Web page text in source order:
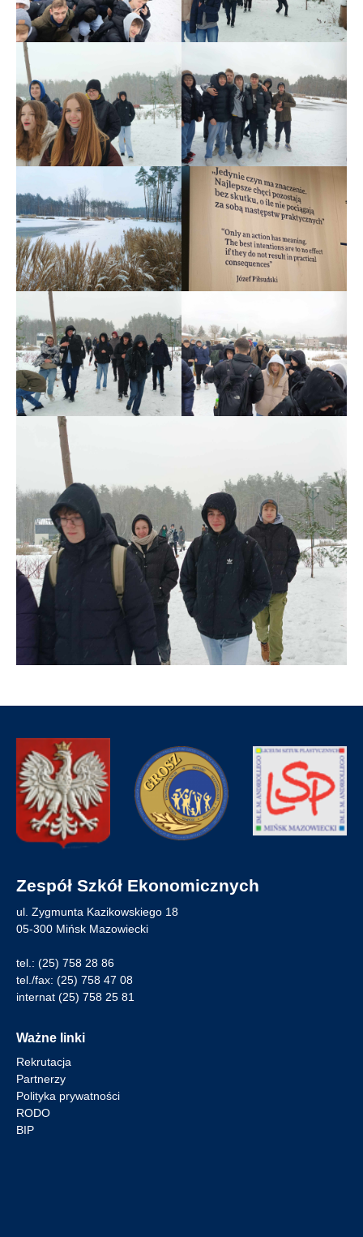
Zespół Szkół Ekonomicznych
ul. Zygmunta Kazikowskiego 18
05-300 Mińsk Mazowiecki
tel.: (25) 758 28 86
tel./fax: (25) 758 47 08
internat (25) 758 25 81
Ważne linki
Rekrutacja
Partnerzy
Polityka prywatności
RODO
BIP